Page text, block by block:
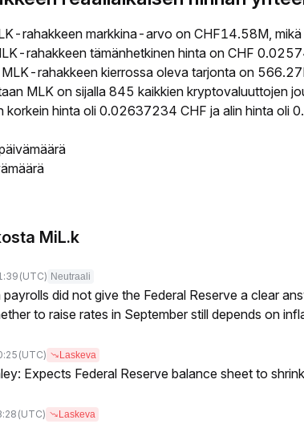
rahakkeen markkina-arvo on CHF14.58M,
rahakkeen tämänhetkinen hinta on CHF
rahakkeen kierrossa oleva tarjonta on
MLK on sijalla 845 kaikkien kryptovaluuttojen
korkein hinta oli 0.02637234 CHF ja alin hinta oli
MiL.k
(UTC) Neutraali
did not give the Federal Reserve a clear
to raise rates in September still depends on
(UTC) Laskeva
Expects Federal Reserve balance sheet to
(UTC) Laskeva